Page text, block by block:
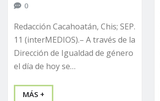
0
Redacción Cacahoatán, Chis; SEP.
11 (interMEDIOS).– A través de la
Dirección de Igualdad de género
el día de hoy se…
MÁS +